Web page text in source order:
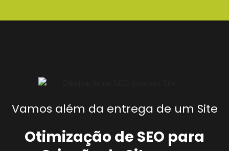
Vamos além da entrega de um Site
Otimização de SEO para